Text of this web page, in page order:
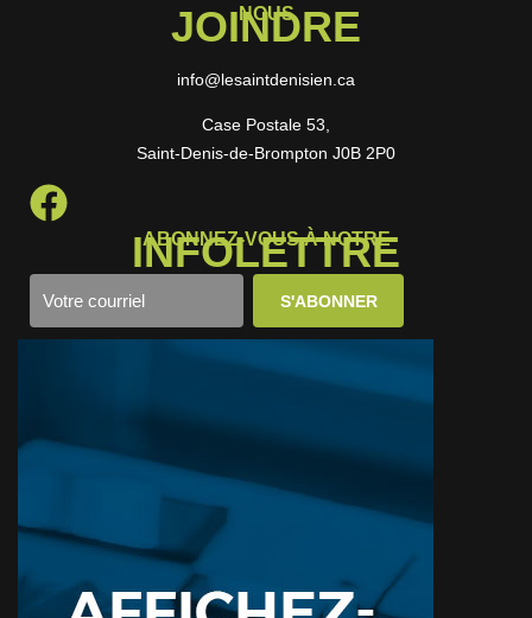
NOUS
JOINDRE
info@lesaintdenisien.ca
Case Postale 53,
Saint-Denis-de-Brompton J0B 2P0
ABONNEZ-VOUS À NOTRE
INFOLETTRE